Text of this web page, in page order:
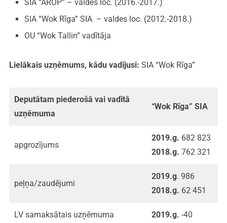
SIA “AROP” – valdes loc. (2016.-2017.)
SIA “Wok Rīga” SIA – valdes loc. (2012.-2018.)
OU “Wok Tallin” vadītāja
Lielākais uzņēmums, kādu vadījusi: SIA “Wok Rīga”
Deputātam piederošā vai vadītā
uzņēmuma
“Wok Rīga” SIA
apgrozījums
2019.g. 682 823
2018.g. 762 321
peļņa/zaudējumi
2019.g. 986
2018.g. 62 451
LV samaksātais uzņēmuma
2019.g. -40